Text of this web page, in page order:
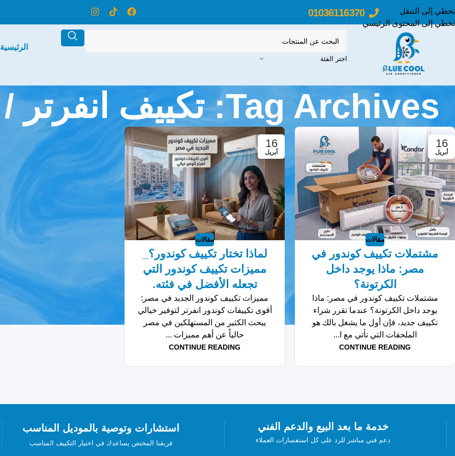
تخطي إلى التنقل
تخطي إلى المحتوى الرئيسي
01036116370
اختر الفئة
الرئيسية
Tag Archives: تكييف انفرتر / توفير الكهرباء
16
أبريل
مقالات
مشتملات تكييف كوندور في
مصر: ماذا يوجد داخل
الكرتونة؟
مشتملات تكييف كوندور في مصر: ماذا
يوجد داخل الكرتونة؟ عندما تقرر شراء
تكييف جديد، فإن أول ما يشغل بالك هو
الملحقات التي تأتي مع ا...
CONTINUE READING
16
أبريل
مقالات
لماذا تختار تكييف كوندور؟_
مميزات تكييف كوندور التي
تجعله الأفضل في فئته.
مميزات تكييف كوندور الجديد في مصر:
أقوى تكييفات كوندور انفرتر لتوفير خيالي
يبحث الكثير من المستهلكين في مصر
حالياً عن أهم مميزات ...
CONTINUE READING
خدمة ما بعد البيع والدعم الفني
دعم فني مباشر للرد على كل استفسارات العملاء
استشارات وتوصية بالموديل المناسب
فريقنا المختص يساعدك في اختيار التكييف المناسب